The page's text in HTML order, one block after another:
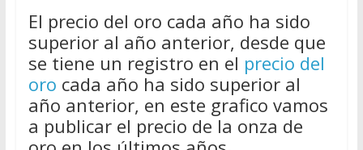
El precio del oro cada año ha sido
superior al año anterior, desde que
se tiene un registro en el precio del
oro cada año ha sido superior al
año anterior, en este grafico vamos
a publicar el precio de la onza de